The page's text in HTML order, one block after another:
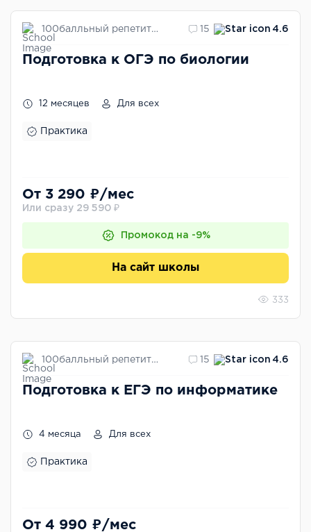
100балльный репетитор 15 4.6
Подготовка к ОГЭ по биологии
12 месяцев Для всех
Практика
От 3 290 ₽/мес
Или сразу 29 590 ₽
Промокод на -9%
На сайт школы
333
100балльный репетитор 15 4.6
Подготовка к ЕГЭ по информатике
4 месяца Для всех
Практика
От 4 990 ₽/мес